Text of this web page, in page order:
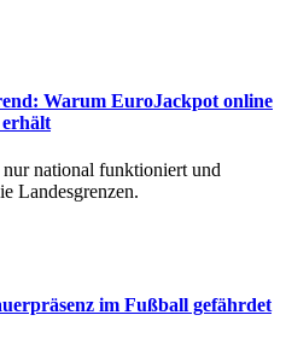
Warum EuroJackpot online
national funktioniert und
Landesgrenzen.
im Fußball gefährdet